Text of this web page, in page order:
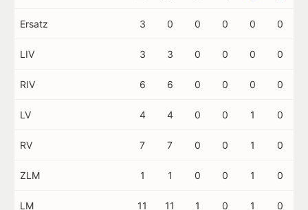
Ersatz 3 0 0 0 0 0
LIV 3 3 0 0 0 0
RIV 6 6 0 0 0 0
LV 4 4 0 0 1 0
RV 7 7 0 0 1 0
ZLM 1 1 0 0 1 0
LM 11 11 1 0 1 0